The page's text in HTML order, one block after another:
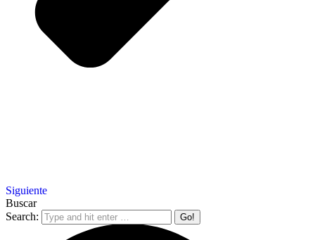
Siguiente
Buscar
Search: